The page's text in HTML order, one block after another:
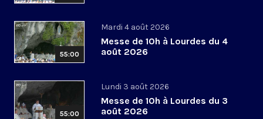
55:00
Mardi 4 août 2026
Messe de 10h à Lourdes du 4
août 2026
55:00
Lundi 3 août 2026
Messe de 10h à Lourdes du 3
août 2026